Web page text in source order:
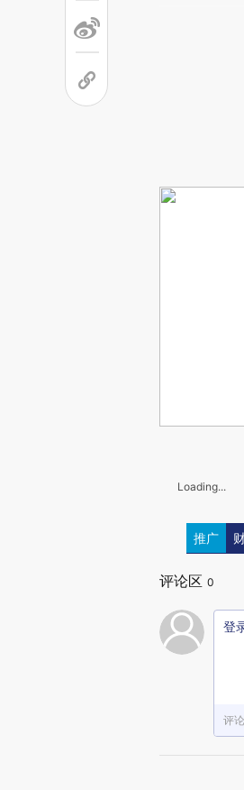
Loading...
推广
评论区 0
登
评